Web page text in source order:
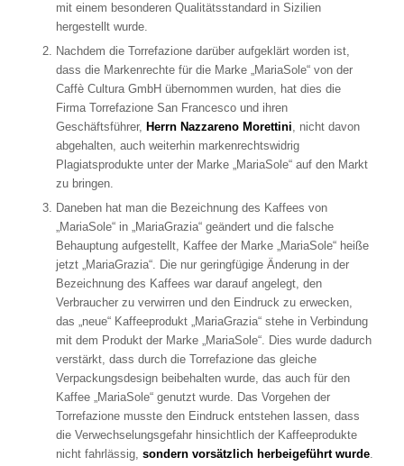
mit einem besonderen Qualitätsstandard in Sizilien
hergestellt wurde.
Nachdem die Torrefazione darüber aufgeklärt worden ist,
dass die Markenrechte für die Marke „MariaSole“ von der
Caffè Cultura GmbH übernommen wurden, hat dies die
Firma Torrefazione San Francesco und ihren
Geschäftsführer, Herrn Nazzareno Morettini, nicht davon
abgehalten, auch weiterhin markenrechtswidrig
Plagiatsprodukte unter der Marke „MariaSole“ auf den Markt
zu bringen.
Daneben hat man die Bezeichnung des Kaffees von
„MariaSole“ in „MariaGrazia“ geändert und die falsche
Behauptung aufgestellt, Kaffee der Marke „MariaSole“ heiße
jetzt „MariaGrazia“. Die nur geringfügige Änderung in der
Bezeichnung des Kaffees war darauf angelegt, den
Verbraucher zu verwirren und den Eindruck zu erwecken,
das „neue“ Kaffeeprodukt „MariaGrazia“ stehe in Verbindung
mit dem Produkt der Marke „MariaSole“. Dies wurde dadurch
verstärkt, dass durch die Torrefazione das gleiche
Verpackungsdesign beibehalten wurde, das auch für den
Kaffee „MariaSole“ genutzt wurde. Das Vorgehen der
Torrefazione musste den Eindruck entstehen lassen, dass
die Verwechselungsgefahr hinsichtlich der Kaffeeprodukte
nicht fahrlässig, sondern vorsätzlich herbeigeführt wurde.